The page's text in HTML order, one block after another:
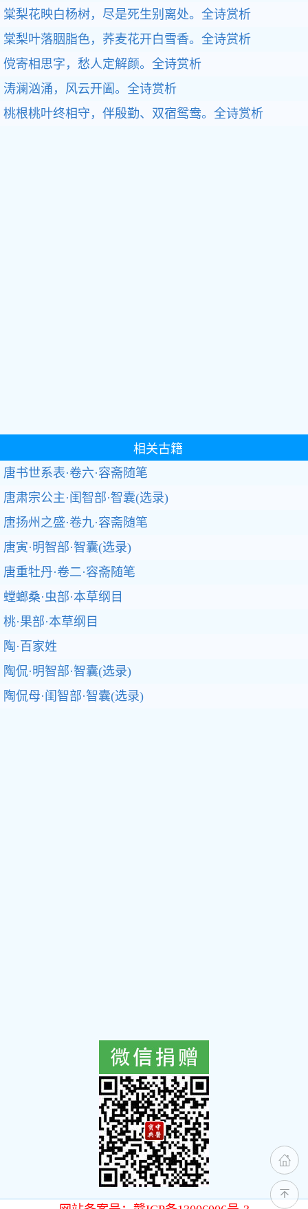
棠梨花映白杨树，尽是死生别离处。全诗赏析
棠梨叶落胭脂色，荞麦花开白雪香。全诗赏析
傥寄相思字，愁人定解颜。全诗赏析
涛澜汹涌，风云开阖。全诗赏析
桃根桃叶终相守，伴殷勤、双宿鸳鸯。全诗赏析
相关古籍
唐书世系表·卷六·容斋随笔
唐肃宗公主·闺智部·智囊(选录)
唐扬州之盛·卷九·容斋随笔
唐寅·明智部·智囊(选录)
唐重牡丹·卷二·容斋随笔
螳螂桑·虫部·本草纲目
桃·果部·本草纲目
陶·百家姓
陶侃·明智部·智囊(选录)
陶侃母·闺智部·智囊(选录)